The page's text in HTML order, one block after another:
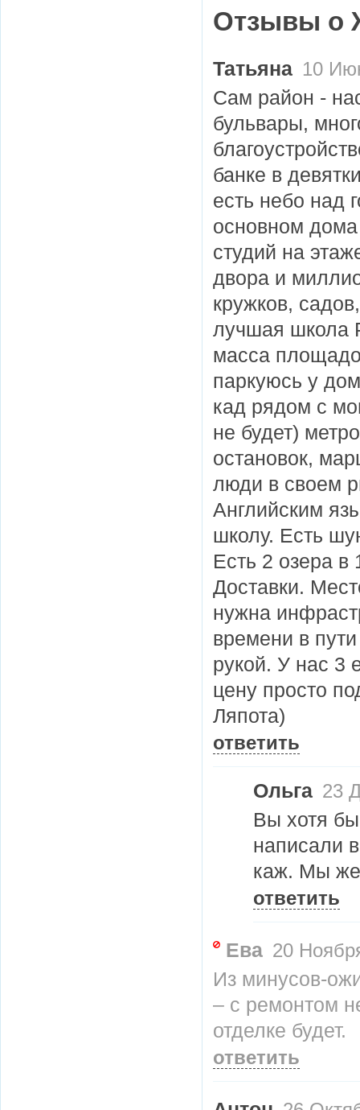
Отзывы о
Татьяна 10
Сам район -
бульвары,
банке в
есть небо над
основном
студий на
двора и
кружков,
лучшая школа
масса
паркуюсь у
кад рядом с
не будет)
остановок,
люди в своем
Английским
школу. Есть
Есть 2 озера
Доставки.
нужна
времени в
рукой. У нас 3
цену просто
Ляпота)
ответить
Ольга 23
Вы хотя
написали
каж. Мы же
ответить
Ева 20
Из минусов-
– с ремонтом
отделке будет.
ответить